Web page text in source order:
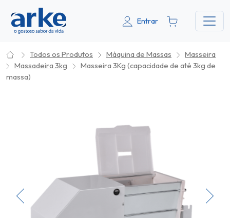
Entrar
Todos os Produtos Máquina de Massas
Masseira
Massadeira 3kg
Masseira 3Kg (capacidade de até 3kg de
massa)